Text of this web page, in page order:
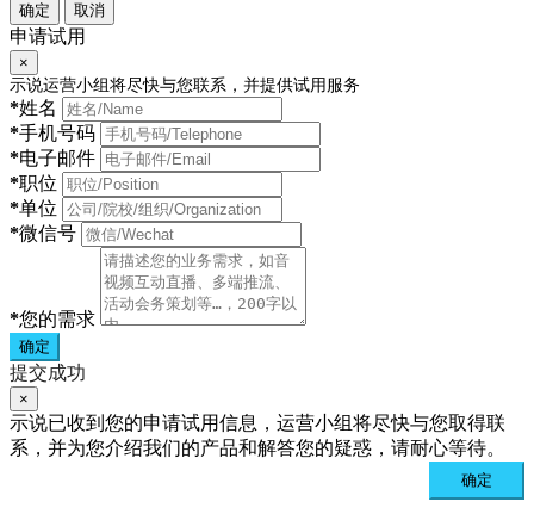
确定 取消
申请试用
×
示说运营小组将尽快与您联系，并提供试用服务
*姓名
*手机号码
*电子邮件
*职位
*单位
*微信号
*您的需求
确定
提交成功
×
示说已收到您的申请试用信息，运营小组将尽快与您取得联
系，并为您介绍我们的产品和解答您的疑惑，请耐心等待。
确定